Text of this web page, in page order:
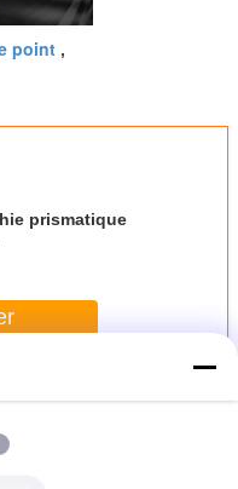
point ,
prismatique